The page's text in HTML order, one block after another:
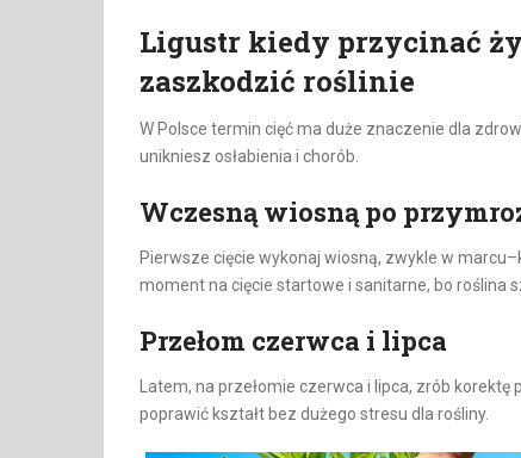
Ligustr kiedy przycinać
zaszkodzić roślinie
W Polsce termin cięć ma duże znaczenie dla
unikniesz osłabienia i chorób.
Wczesną wiosną po
Pierwsze cięcie wykonaj wiosną, zwykle w
moment na cięcie startowe i sanitarne, bo roślina
Przełom czerwca i lipca
Latem, na przełomie czerwca i lipca, zrób
poprawić kształt bez dużego stresu dla rośliny.